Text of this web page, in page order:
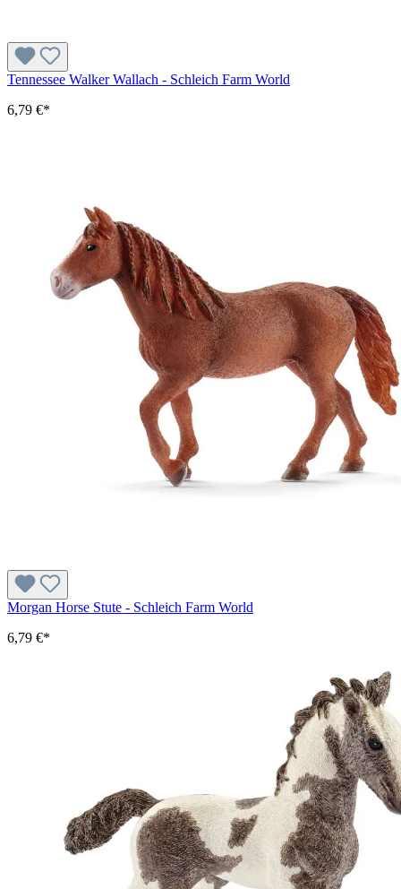
Tennessee Walker Wallach - Schleich Farm World
6,79 €*
Morgan Horse Stute - Schleich Farm World
6,79 €*